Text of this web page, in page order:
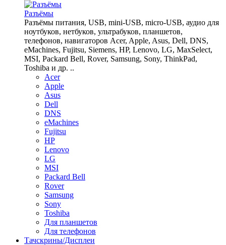
Разъёмы
Разъёмы питания, USB, mini-USB, micro-USB, аудио для
ноутбуков, нетбуков, ультрабуков, планшетов,
телефонов, навигаторов Acer, Apple, Asus, Dell, DNS,
eMachines, Fujitsu, Siemens, HP, Lenovo, LG, MaxSelect,
MSI, Packard Bell, Rover, Samsung, Sony, ThinkPad,
Toshiba и др. ..
Acer
Apple
Asus
Dell
DNS
eMachines
Fujitsu
HP
Lenovo
LG
MSI
Packard Bell
Rover
Samsung
Sony
Toshiba
Для планшетов
Для телефонов
Тачскрины/Дисплеи